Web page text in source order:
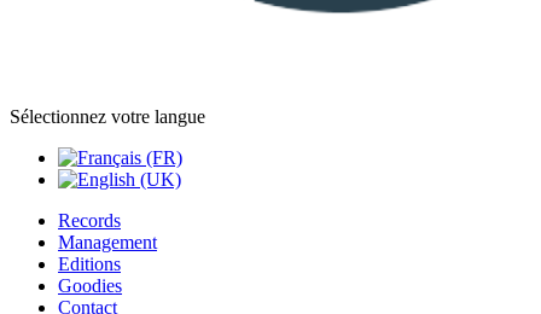
Sélectionnez votre langue
Records
Management
Editions
Goodies
Contact